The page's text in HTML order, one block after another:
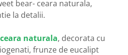
bear- ceara naturala,
la detalii.
ceara naturala, decorata cu
frunze de eucalipt